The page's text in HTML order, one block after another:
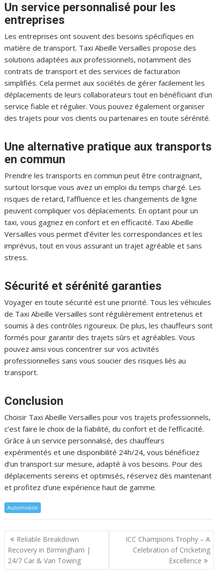
Un service personnalisé pour les
entreprises
Les entreprises ont souvent des besoins spécifiques en
matière de transport. Taxi Abeille Versailles propose des
solutions adaptées aux professionnels, notamment des
contrats de transport et des services de facturation
simplifiés. Cela permet aux sociétés de gérer facilement les
déplacements de leurs collaborateurs tout en bénéficiant d’un
service fiable et régulier. Vous pouvez également organiser
des trajets pour vos clients ou partenaires en toute sérénité.
Une alternative pratique aux transports
en commun
Prendre les transports en commun peut être contraignant,
surtout lorsque vous avez un emploi du temps chargé. Les
risques de retard, l’affluence et les changements de ligne
peuvent compliquer vos déplacements. En optant pour un
taxi, vous gagnez en confort et en efficacité. Taxi Abeille
Versailles vous permet d’éviter les correspondances et les
imprévus, tout en vous assurant un trajet agréable et sans
stress.
Sécurité et sérénité garanties
Voyager en toute sécurité est une priorité. Tous les véhicules
de Taxi Abeille Versailles sont régulièrement entretenus et
soumis à des contrôles rigoureux. De plus, les chauffeurs sont
formés pour garantir des trajets sûrs et agréables. Vous
pouvez ainsi vous concentrer sur vos activités
professionnelles sans vous soucier des risques liés au
transport.
Conclusion
Choisir Taxi Abeille Versailles pour vos trajets professionnels,
c’est faire le choix de la fiabilité, du confort et de l’efficacité.
Grâce à un service personnalisé, des chauffeurs
expérimentés et une disponibilité 24h/24, vous bénéficiez
d’un transport sur mesure, adapté à vos besoins. Pour des
déplacements sereins et optimisés, réservez dès maintenant
et profitez d’une expérience haut de gamme.
Automobile
Post
navigation
Reliable Breakdown
Recovery in Birmingham |
24/7 Car & Van Towing
ICC Champions Trophy – A
Celebration of Cricketing
Excellence